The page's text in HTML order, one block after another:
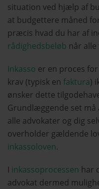
situation ved hjælp af
at budgettere måned
præcis hvad du har af
rådighedsbeløb når
Inkasso er en proces
krav (typisk en faktura)
ønsker dette
Grundlæggende set
alle advokater og dig
overholder gældende
inkassoloven.
I inkassoprocessen har
advokat dermed